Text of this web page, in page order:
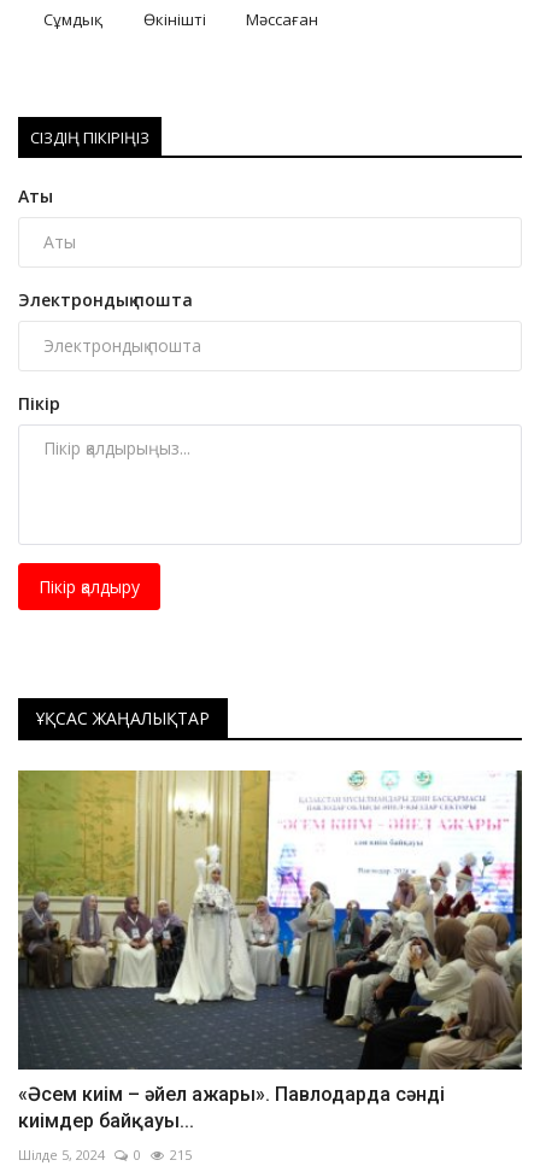
Сұмдық Өкінішті Мәссаған
СІЗДІҢ ПІКІРІҢІЗ
Аты
Электрондық пошта
Пікір
Пікір қалдыру
ҰҚСАС ЖАҢАЛЫҚТАР
«Әсем киім – әйел ажары». Павлодарда сәнді
киімдер байқауы...
Шілде 5, 2024 0 215